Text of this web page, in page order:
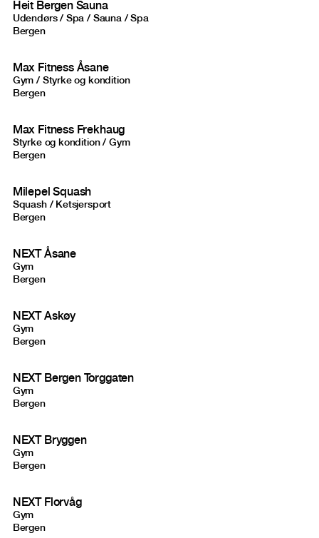
Heit Bergen Sauna
Udendørs / Spa / Sauna / Spa
Bergen
Max Fitness Åsane
Gym / Styrke og kondition
Bergen
Max Fitness Frekhaug
Styrke og kondition / Gym
Bergen
Milepel Squash
Squash / Ketsjersport
Bergen
NEXT Åsane
Gym
Bergen
NEXT Askøy
Gym
Bergen
NEXT Bergen Torggaten
Gym
Bergen
NEXT Bryggen
Gym
Bergen
NEXT Florvåg
Gym
Bergen